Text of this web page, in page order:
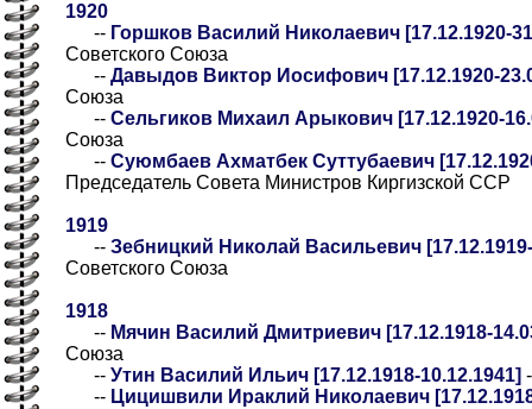
1920
-- Горшков Василий Николаевич [17.12.1920-
Советского Союза
-- Давыдов Виктор Иосифович [17.12.1920-
Союза
-- Сельгиков Михаил Арыкович [17.12.1920-
Союза
-- Суюмбаев Ахматбек Суттубаевич
Председатель Совета Министров Киргизской ССР
1919
-- Зебницкий Николай Васильевич
Советского Союза
1918
-- Мячин Василий Дмитриевич [17.12.1918-
Союза
-- Утин Василий Ильич [17.12.1918-10.12.1941]
-- Цицишвили Ираклий Николаевич